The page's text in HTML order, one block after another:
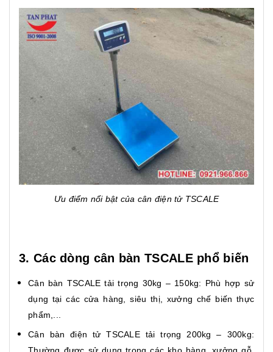
Ưu điểm nổi bật của cân điện tử TSCALE
3. Các dòng cân bàn TSCALE phổ biến
Cân bàn TSCALE tải trọng 30kg – 150kg: Phù hợp sử
dụng tại các cửa hàng, siêu thị, xưởng chế biến thực
phẩm,...
Cân bàn điện tử TSCALE tải trọng 200kg – 300kg: